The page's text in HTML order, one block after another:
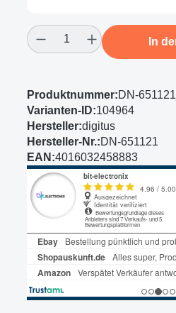
Produkt Anzahl: Gib
In
Produktnummer:DN-
Varianten-ID:104964
Hersteller:digitus
Hersteller-Nr.:DN-651121
EAN:4016032458883